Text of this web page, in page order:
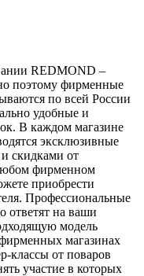
REDMOND –
поэтому фирменные
по всей России
удобные и
В каждом магазине
эксклюзивные
скидками от
фирменном
приобрести
Профессиональные
ответят на ваши
модель
магазинах
классы от поваров
участие в которых